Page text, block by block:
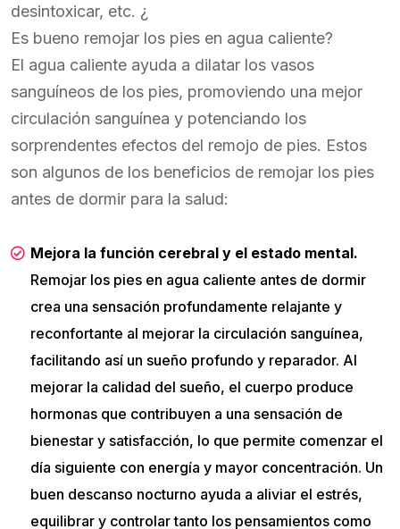
desintoxicar, etc. ¿
Es bueno remojar los pies en agua caliente?
El agua caliente ayuda a dilatar los vasos
sanguíneos de los pies, promoviendo una mejor
circulación sanguínea y potenciando los
sorprendentes efectos del remojo de pies. Estos
son algunos de los beneficios de remojar los pies
antes de dormir para la salud:
Mejora la función cerebral y el estado mental.
Remojar los pies en agua caliente antes de dormir
crea una sensación profundamente relajante y
reconfortante al mejorar la circulación sanguínea,
facilitando así un sueño profundo y reparador. Al
mejorar la calidad del sueño, el cuerpo produce
hormonas que contribuyen a una sensación de
bienestar y satisfacción, lo que permite comenzar el
día siguiente con energía y mayor concentración. Un
buen descanso nocturno ayuda a aliviar el estrés,
equilibrar y controlar tanto los pensamientos como